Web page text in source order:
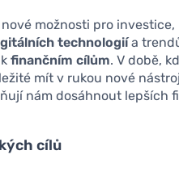
možnosti pro
technologiía
kfinančním cílům. V době,
mít v rukou nové
nám dosáhnout lepších
cílů